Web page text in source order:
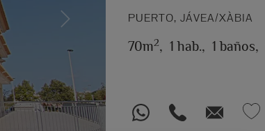
Next
PUERTO, JÁVEA/XÀBIA
70m2, 1 hab., 1 baños,